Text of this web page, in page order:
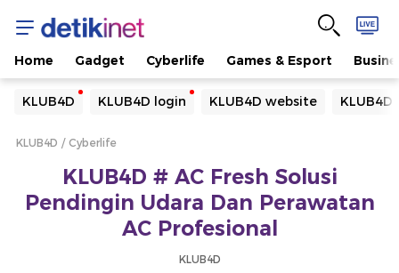
Home Gadget Cyberlife Games & Esport
KLUB4D KLUB4D login KLUB4D website
Yang sedang ramai dicari
Loading...
KLUB4D Cyberlife
KLUB4D # AC Fresh Solusi
Pendingin Udara Dan Perawatan
AC Profesional
KLUB4D